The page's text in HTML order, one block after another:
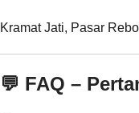
Kramat Jati, Pasar
💬 FAQ –